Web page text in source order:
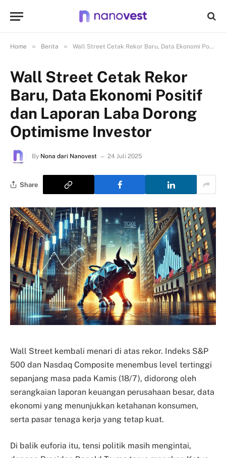
Home » Berita » Wall Street Cetak Rekor Baru, Data Ekonomi Positif dan Laporan Laba Dorong Optimisme Investor
Wall Street Cetak Rekor
Baru, Data Ekonomi Positif
dan Laporan Laba Dorong
Optimisme Investor
By Nona dari Nanovest 24 Juli 2025
Share
Wall Street kembali menari di atas rekor. Indeks S&P
500 dan Nasdaq Composite menembus level tertinggi
sepanjang masa pada Kamis (18/7), didorong oleh
serangkaian laporan keuangan perusahaan besar, data
ekonomi yang menunjukkan ketahanan konsumen,
serta pasar tenaga kerja yang tetap kuat.
Di balik euforia itu, tensi politik masih mengintai,